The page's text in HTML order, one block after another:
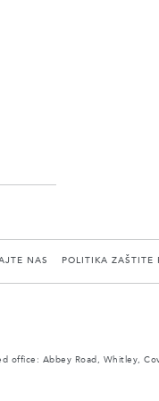
NAS POLITIKA ZAŠTITE
office: Abbey Road, Whitley,